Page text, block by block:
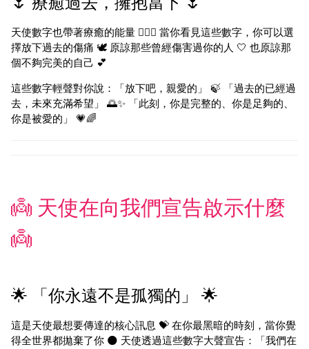
天使數字也帶著療癒的能量 💆‍♀️✨ 當你看見這些數字，你可以選
擇放下過去的傷痛 🕊️ 原諒那些曾經傷害過你的人 🤍 也原諒那
個不夠完美的自己 💕
這些數字輕聲對你說：「放下吧，親愛的」 🍃 「過去的已經過
去，未來充滿希望」 🌅✨ 「此刻，你是完整的、你是足夠的、
你是被愛的」 💗🌈
👼 天使在向我們宣告啟示什麼
👼
🌟 「你永遠不是孤獨的」 🌟
這是天使最想要傳達的核心訊息 💝 在你最黑暗的時刻，當你覺
得全世界都拋棄了你 🌑 天使透過這些數字大聲宣告：「我們在